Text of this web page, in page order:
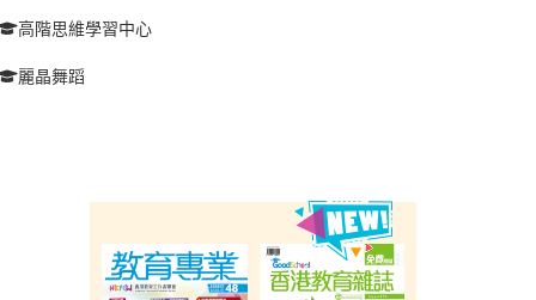
高階思維學習中心
麗晶舞蹈